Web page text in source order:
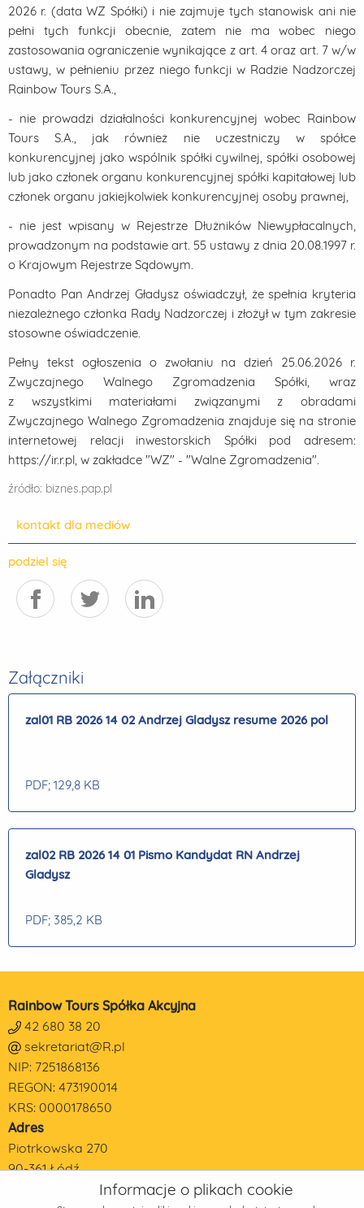
2026 r. (data WZ Spółki) i nie zajmuje tych stanowisk ani nie
pełni tych funkcji obecnie, zatem nie ma wobec niego
zastosowania ograniczenie wynikające z art. 4 oraz art. 7 w/w
ustawy, w pełnieniu przez niego funkcji w Radzie Nadzorczej
Rainbow Tours S.A.,
- nie prowadzi działalności konkurencyjnej wobec Rainbow
Tours S.A., jak również nie uczestniczy w spółce
konkurencyjnej jako wspólnik spółki cywilnej, spółki osobowej
lub jako członek organu konkurencyjnej spółki kapitałowej lub
członek organu jakiejkolwiek konkurencyjnej osoby prawnej,
- nie jest wpisany w Rejestrze Dłużników Niewypłacalnych,
prowadzonym na podstawie art. 55 ustawy z dnia 20.08.1997 r.
o Krajowym Rejestrze Sądowym.
Ponadto Pan Andrzej Gładysz oświadczył, że spełnia kryteria
niezależnego członka Rady Nadzorczej i złożył w tym zakresie
stosowne oświadczenie.
Pełny tekst ogłoszenia o zwołaniu na dzień 25.06.2026 r.
Zwyczajnego Walnego Zgromadzenia Spółki, wraz
z wszystkimi materiałami związanymi z obradami
Zwyczajnego Walnego Zgromadzenia znajduje się na stronie
internetowej relacji inwestorskich Spółki pod adresem:
https://ir.r.pl, w zakładce "WZ" - "Walne Zgromadzenia".
źródło: biznes.pap.pl
kontakt dla mediów
podziel się
Załączniki
zal01 RB 2026 14 02 Andrzej Gladysz resume 2026 pol
PDF; 129,8 KB
zal02 RB 2026 14 01 Pismo Kandydat RN Andrzej
Gladysz
PDF; 385,2 KB
Rainbow Tours Spółka Akcyjna
42 680 38 20
sekretariat@R.pl
NIP: 7251868136
REGON: 473190014
KRS: 0000178650
Adres
Piotrkowska 270
90-361 Łódź
Informacje o plikach cookie